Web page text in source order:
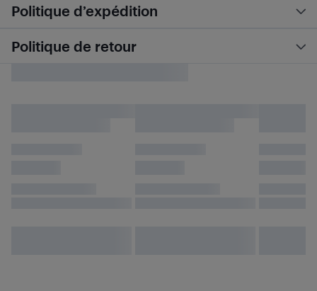
Politique d’expédition
Politique de retour